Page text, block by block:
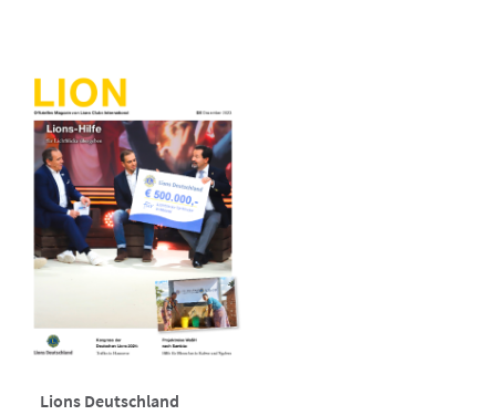
Lions Deutschland